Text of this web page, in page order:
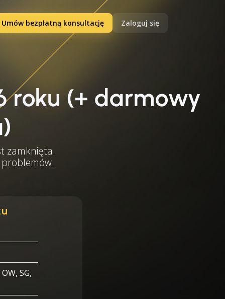
Umów bezpłatną konsultację Zaloguj się
roku (+ darmowy
zamknięta.
SG,